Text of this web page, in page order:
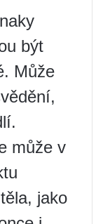
být
Může
může v
jako